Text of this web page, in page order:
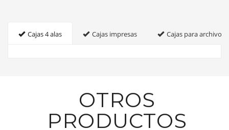
Cajas 4 alas Cajas impresas Cajas para archivo
OTROS
PRODUCTOS